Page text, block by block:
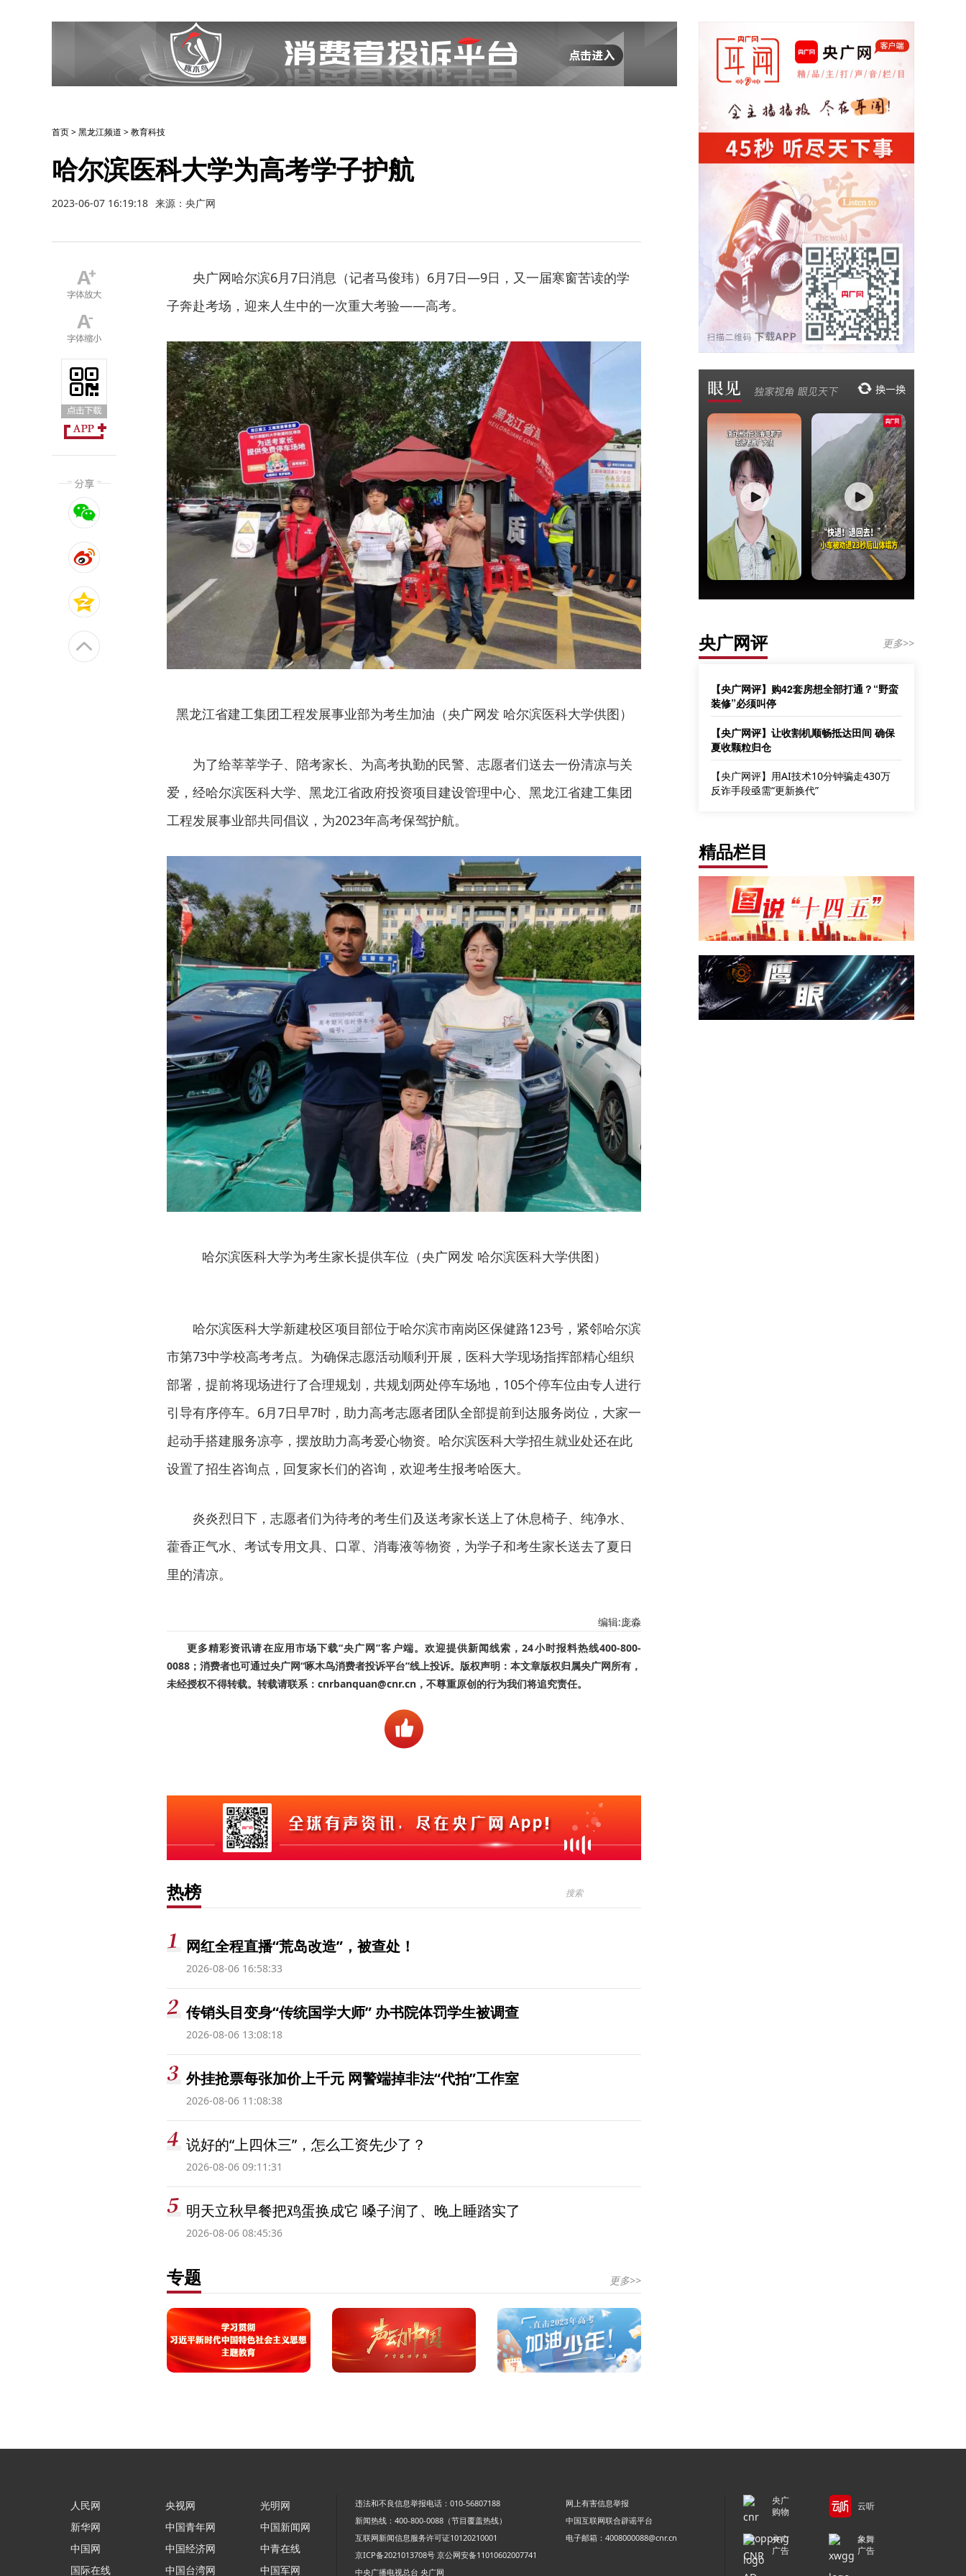
首页>黑龙江频道 >教育科技
哈尔滨医科大学为高考学子护航
2023-06-07 16:19:18 来源：央广网
央广网哈尔滨6月7日消息（记者马俊玮）6月7日—9日，又一届寒窗苦读的学
子奔赴考场，迎来人生中的一次重大考验——高考。
黑龙江省建工集团工程发展事业部为考生加油（央广网发 哈尔滨医科大学供图）
为了给莘莘学子、陪考家长、为高考执勤的民警、志愿者们送去一份清凉与关
爱，经哈尔滨医科大学、黑龙江省政府投资项目建设管理中心、黑龙江省建工集团
工程发展事业部共同倡议，为2023年高考保驾护航。
哈尔滨医科大学为考生家长提供车位（央广网发 哈尔滨医科大学供图）
哈尔滨医科大学新建校区项目部位于哈尔滨市南岗区保健路123号，紧邻哈尔滨
市第73中学校高考考点。为确保志愿活动顺利开展，医科大学现场指挥部精心组织
部署，提前将现场进行了合理规划，共规划两处停车场地，105个停车位由专人进行
引导有序停车。6月7日早7时，助力高考志愿者团队全部提前到达服务岗位，大家一
起动手搭建服务凉亭，摆放助力高考爱心物资。哈尔滨医科大学招生就业处还在此
设置了招生咨询点，回复家长们的咨询，欢迎考生报考哈医大。
炎炎烈日下，志愿者们为待考的考生们及送考家长送上了休息椅子、纯净水、
藿香正气水、考试专用文具、口罩、消毒液等物资，为学子和考生家长送去了夏日
里的清凉。
编辑:庞淼
更多精彩资讯请在应用市场下载“央广网”客户端。欢迎提供新闻线索，24小时报料热线400-800-
0088；消费者也可通过央广网“啄木鸟消费者投诉平台”线上投诉。版权声明：本文章版权归属央广网所有，
未经授权不得转载。转载请联系：cnrbanquan@cnr.cn，不尊重原创的行为我们将追究责任。
热榜
网红全程直播“荒岛改造”，被查处！
2026-08-06 16:58:33
传销头目变身“传统国学大师” 办书院体罚学生被调查
2026-08-06 13:08:18
外挂抢票每张加价上千元 网警端掉非法“代拍”工作室
2026-08-06 11:08:38
说好的“上四休三”，怎么工资先少了？
2026-08-06 09:11:31
明天立秋早餐把鸡蛋换成它 嗓子润了、晚上睡踏实了
2026-08-06 08:45:36
专题 更多>>
央广网评 更多>>
【央广网评】购42套房想全部打通？“野蛮
装修”必须叫停
【央广网评】让收割机顺畅抵达田间 确保
夏收颗粒归仓
【央广网评】用AI技术10分钟骗走430万
反诈手段亟需“更新换代”
精品栏目
人民网
新华网
中国网
国际在线
央视网
中国青年网
中国经济网
中国台湾网
光明网
中国新闻网
中青在线
中国军网
违法和不良信息举报电话：010-56807188
网上有害信息举报
新闻热线：400-800-0088（节目覆盖热线）
中国互联网联合辟谣平台
互联网新闻信息服务许可证10120210001
电子邮箱：4008000088@cnr.cn
京ICP备2021013708号 京公网安备11010602007741
中央广播电视总台 央广网
央广
购物
云听
央广
广告
象舞
广告